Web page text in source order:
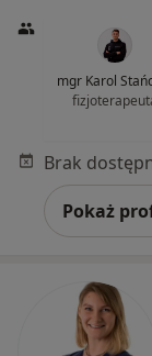
mgr Karol
Pokaż